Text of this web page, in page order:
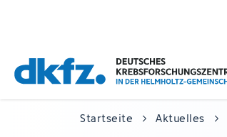
Startseite Aktuelles